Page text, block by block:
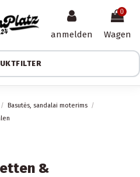
anmelden
0
Wagen
Basutės, sandalai moterims
&